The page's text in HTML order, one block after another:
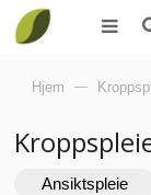
Hjem —
Ansiktspleie